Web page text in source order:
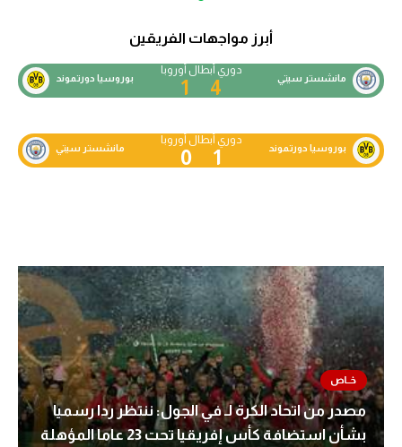
أبرز مواجهات الفريقين
مانشستر سيتي 4
دوري أبطال أوروبا
1 بوروسيا دورتموند
بوروسيا دورتموند 1
دوري أبطال أوروبا
0 مانشستر سيتي
مصدر من اتحاد الكرة لـ في الجول: ننتظر ردا رسميا
بشأن استضافة كأس إفريقيا تحت 23 عاما المؤهلة